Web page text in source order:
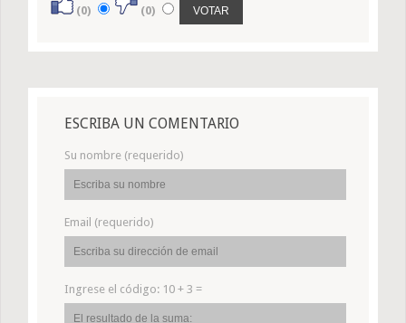
(0) (0)
ESCRIBA UN COMENTARIO
Su nombre (requerido)
Email (requerido)
Ingrese el código: 10 + 3 =